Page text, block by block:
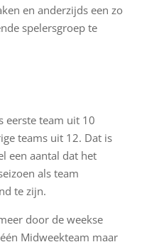
en anderzijds een zo
spelersgroep te
eerste team uit 10
teams uit 12. Dat is
een aantal dat het
als team
te zijn.
door de weekse
Midweekteam maar